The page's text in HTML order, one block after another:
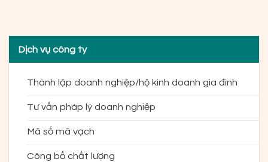
Dịch vụ công ty
Thành lập doanh nghiệp/hộ kinh doanh gia đình
Tư vấn pháp lý doanh nghiệp
Mã số mã vạch
Công bố chất lượng